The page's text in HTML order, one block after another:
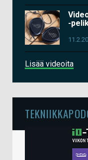
-
Lisää videoita